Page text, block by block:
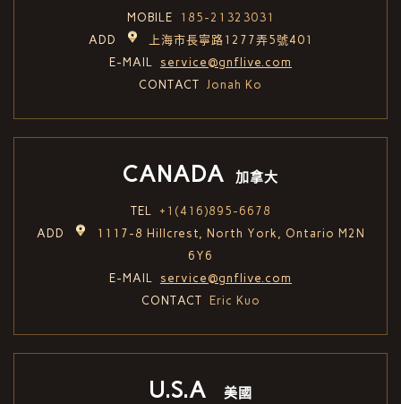
MOBILE
185-21323031
ADD
上海市長寧路1277弄5號401
E-MAIL
service@gnflive.com
CONTACT
Jonah Ko
CANADA 加拿大
TEL
+1(416)895-6678
ADD
1117-8 Hillcrest, North York, Ontario M2N
6Y6
E-MAIL
service@gnflive.com
CONTACT
Eric Kuo
U.S.A 美國